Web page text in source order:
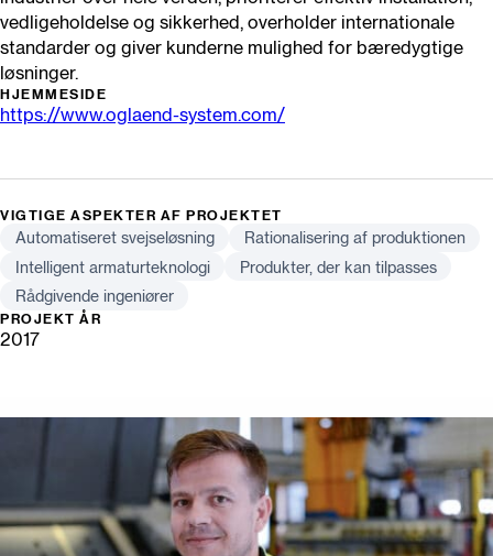
vedligeholdelse og sikkerhed, overholder internationale
standarder og giver kunderne mulighed for bæredygtige
løsninger.
HJEMMESIDE
https://www.oglaend-system.com/
VIGTIGE ASPEKTER AF PROJEKTET
Automatiseret svejseløsning
Rationalisering af produktionen
Intelligent armaturteknologi
Produkter, der kan tilpasses
Rådgivende ingeniører
PROJEKT ÅR
2017